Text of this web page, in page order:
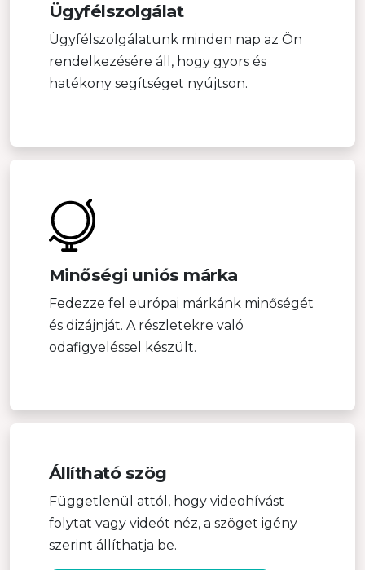
Ügyfélszolgálat
Ügyfélszolgálatunk minden nap az Ön
rendelkezésére áll, hogy gyors és
hatékony segítséget nyújtson.
Minőségi uniós márka
Fedezze fel európai márkánk minőségét
és dizájnját. A részletekre való
odafigyeléssel készült.
Állítható szög
Függetlenül attól, hogy videohívást
folytat vagy videót néz, a szöget igény
szerint állíthatja be.